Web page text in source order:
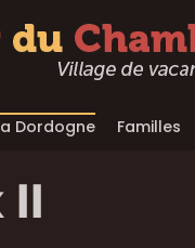
Dordogne Familles
II